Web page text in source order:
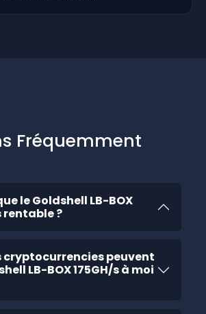
Fréquemment
le Goldshell LB-BOX
rentable ?
cryptocurrencies peuvent
LB-BOX 175GH/s à moi